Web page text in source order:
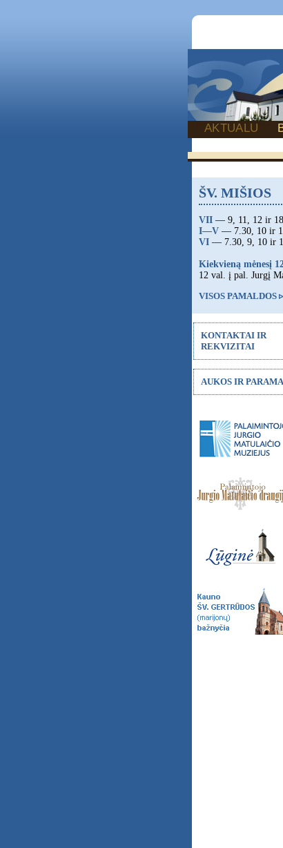
AKTUALU
ŠV. MIŠIOS
VII — 9, 11, 12 ir
I—V — 7.30, 10 ir
VI — 7.30, 9, 10 ir
Kiekvieną mėnesį
12 val. į pal. Jurgį
VISOS PAMALDOS ▹
KONTAKTAI IR
REKVIZITAI
AUKOS IR PARAMA